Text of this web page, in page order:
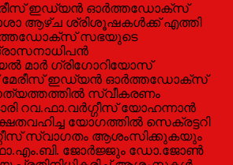
ഇഡ്യന്‍ ഓര്‍ത്തഡോക്സ്
ആഴ്ച ശ്രിശൂഷകള്‍ക്ക് എത്തി
സഭയുടെ
മാര്‍ ഗ്രിഗോറിയോസ്
മേരീസ് ഇഡ്യന്‍ ഓര്‍ത്തഡോക്സ്
സ്വീകരണം
റവ.ഫാ.വര്‍ഗ്ഗീസ് യോഹന്നാന്‍
യോഗത്തില്‍ സെക്രട്ടറി
സ്വാഗതം ആശംസിക്കുകയും
ജോര്‍ജ്ജും ഡോ.ജോണ്‍